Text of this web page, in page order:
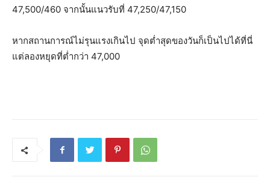
47,500/460 จากนั้นแนวรับที่ 47,250/47,150
หากสถานการณ์ไม่รุนแรงเกินไป จุดต่ำสุดของวันก็เป็นไปได้ที่นี่
แต่ลองหยุดที่ต่ำกว่า 47,000